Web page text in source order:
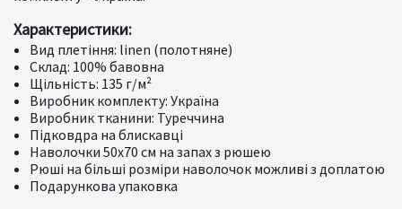
Характеристики:
Вид плетіння: linen (полотняне)
Склад: 100% бавовна
Щільність: 135 г/м²
Виробник комплекту: Україна
Виробник тканини: Туреччина
Підковдра на блискавці
Наволочки 50х70 см на запах з рюшею
Рюші на більші розміри наволочок можливі з доплатою
Подарункова упаковка